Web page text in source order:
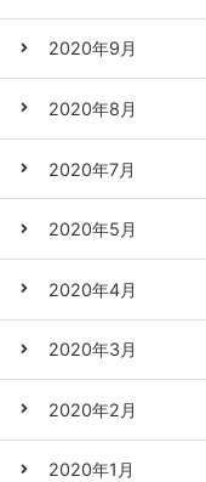
2020年9月
2020年8月
2020年7月
2020年5月
2020年4月
2020年3月
2020年2月
2020年1月